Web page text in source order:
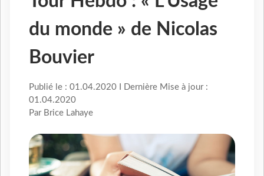
du monde » de Nicolas
Bouvier
Publié le : 01.04.2020 I Dernière Mise à jour :
01.04.2020
Par Brice Lahaye